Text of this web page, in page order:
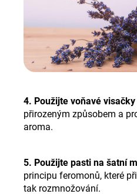
4. Použijte voňavé visačky
přirozeným způsobem a
aroma.
5. Použijte pasti na šatní
principu feromonů, které
tak rozmnožování.